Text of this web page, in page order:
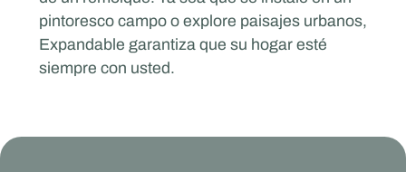
pintoresco campo o explore paisajes urbanos,
Expandable garantiza que su hogar esté
siempre con usted.